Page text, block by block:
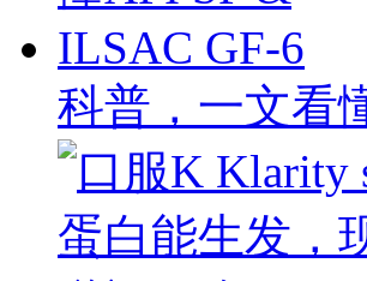
科普，一文看